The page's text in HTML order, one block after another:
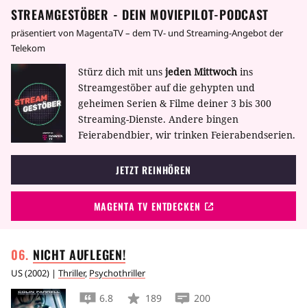
Autounfall im Koma. Auch der Journalist
Marco (Darío Grandinetti) ist verliebt, in die
schwer verletzt wird, dass auch sie bewusstlos
in die Klinik eingeliefert wird. Dort lernen sich
die beiden Männer kennen, und über das
gemeinsame Schicksal entwickelt sich
zwischen ihnen langsam eine verständnisvolle,
tiefe Freundschaft. Als Marco von einer
längeren Auslandsreise zurückkehrt, findet er
Benigno in Untersuchungshaft vor. Er erfährt,
dass sein Freund in Verdacht steht, Alicia
geschwängert zu haben … Für diese
Figuren erhielt der Regisseur 2003 den Oskar
für das beste Drehbuch.
Der Journalist Marco (Darío Grandinetti) trifft
die exzentrische Matadora Lydia (Rosario
STREAMGESTÖBER - DEIN MOVIEPILOT-PODCAST
präsentiert von MagentaTV – dem TV- und Streaming-Angebot der
Telekom
Stürz dich mit uns jeden Mittwoch ins
Streamgestöber auf die gehypten und
geheimen Serien & Filme deiner 3 bis 300
Streaming-Dienste. Andere bingen
Feierabendbier, wir trinken Feierabendserien.
JETZT REINHÖREN
MAGENTA TV ENTDECKEN
NICHTAUFLEGEN!
US(2002) | Thriller, Psychothriller
6.8 189
200